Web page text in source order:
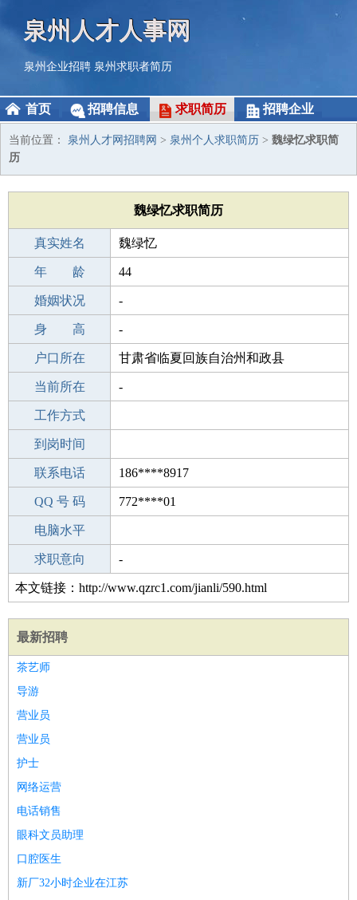
泉州人才人事网
泉州企业招聘 泉州求职者简历
首页 招聘信息 求职简历 招聘企业
当前位置： 泉州人才网招聘网 > 泉州个人求职简历 > 魏绿忆求职简
历
魏绿忆求职简历
真实姓名 魏绿忆
性 别 女
年 龄 44
出生年月 1982-08-01
婚姻状况 -
学 历 初中
身 高 -
毕业学校 珠港镇第二中学
户口所在 甘肃省临夏回族自治州和政县
所学专业 -
当前所在 -
工作经验
工作方式
驾 照
到岗时间
期望月薪
联系电话 186****8917
手机号码 186****8917
QQ 号 码 772****01
微信号码
电脑水平
外语水平
求职意向 -
本文链接：http://www.qzrc1.com/jianli/590.html
最新招聘
茶艺师
导游
营业员
营业员
护士
网络运营
电话销售
眼科文员助理
口腔医生
新厂32小时企业在江苏